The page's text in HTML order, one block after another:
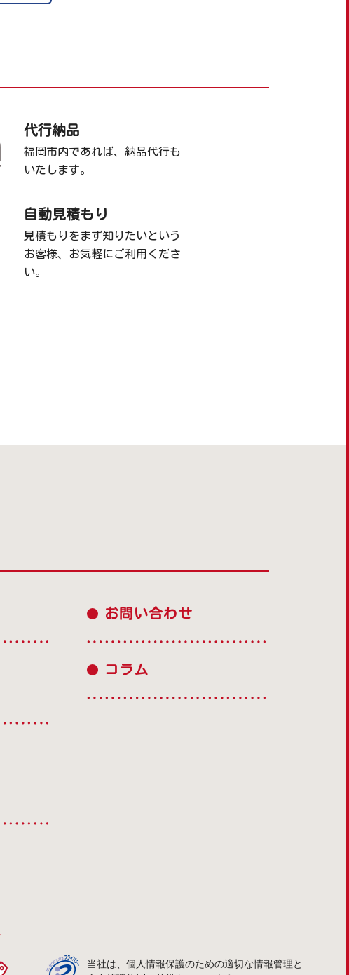
代行納品
福岡市内であれば、納品代行も
いたします。
自動見積もり
見積もりをまず知りたいという
お客様、お気軽にご利用くださ
い。
お問い合わせ
コラム
当社は、個人情報保護のための適切な情報管理と